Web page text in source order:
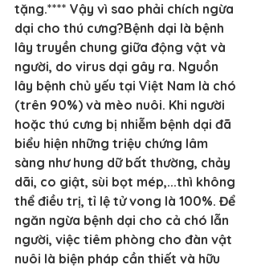
tặng.**** Vậy vì sao phải chích ngừa
dại cho thú cưng?Bệnh dại là bệnh
lây truyền chung giữa động vật và
người, do virus dại gây ra. Nguồn
lây bệnh chủ yếu tại Việt Nam là chó
(trên 90%) và mèo nuôi. Khi người
hoặc thú cưng bị nhiễm bệnh dại đã
biểu hiện những triệu chứng lâm
sàng như hung dữ bất thường, chảy
dãi, co giật, sùi bọt mép,...thì không
thể điều trị, tỉ lệ tử vong là 100%. Để
ngăn ngừa bệnh dại cho cả chó lẫn
người, việc tiêm phòng cho đàn vật
nuôi là biện pháp cần thiết và hữu